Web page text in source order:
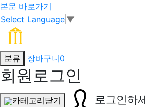
본문 바로가기
Select Language ▼
분류 장바구니0
회원로그인
카테고리닫기 로그인하